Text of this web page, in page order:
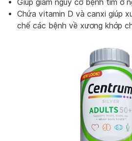
Giúp giảm nguy cơ bệnh tim ở
Chứa vitamin D và canxi giúp
chế các bệnh về xương khớp